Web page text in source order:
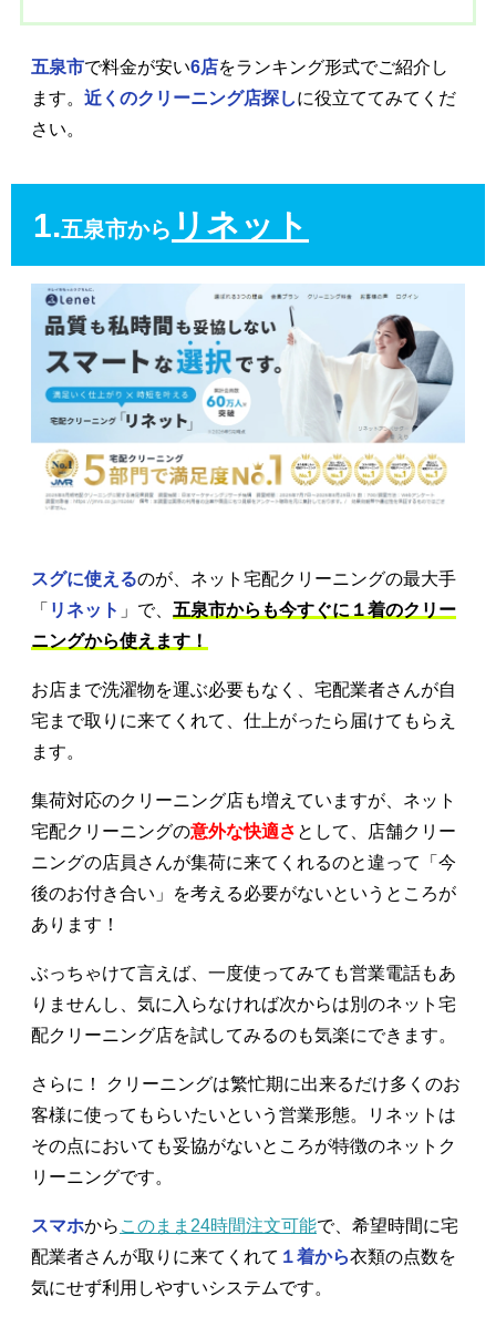
五泉市で料金が安い6店をランキング形式でご紹介し
ます。 近くのクリーニング店探しに役立ててみてくだ
さい。
1.五泉市から リネット
スグに使えるのが、ネット宅配クリーニングの最大手
「 リネット 」で、 五泉市からも今すぐに１着のクリー
ニングから使えます！
お店まで洗濯物を運ぶ必要もなく、宅配業者さんが自
宅まで取りに来てくれて、仕上がったら届けてもらえ
ます。
集荷対応のクリーニング店も増えていますが、ネット
宅配クリーニングの意外な快適さ として、店舗クリー
ニングの店員さんが集荷に来てくれるのと違って「今
後のお付き合い」を考える必要がないというところが
あります！
ぶっちゃけて言えば、一度使ってみても営業電話もあ
りませんし、気に入らなければ次からは別のネット宅
配クリーニング店を試してみるのも気楽にできます。
さらに！ クリーニングは繁忙期に出来るだけ多くのお
客様に使ってもらいたいという営業形態。リネットは
その点においても妥協がないところが特徴のネットク
リーニングです。
スマホから このまま24時間注文可能で、希望時間に宅
配業者さんが取りに来てくれて １着から衣類の点数を
気にせず利用しやすいシステムです。